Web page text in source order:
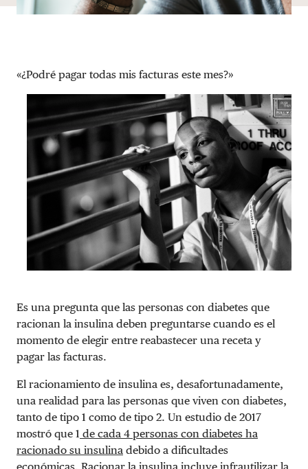
«¿Podré pagar todas mis facturas este mes?»
Es una pregunta que las personas con diabetes que
racionan la insulina deben preguntarse cuando es el
momento de elegir entre reabastecer una receta y
pagar las facturas.
El racionamiento de insulina es, desafortunadamente,
una realidad para las personas que viven con diabetes,
tanto de tipo 1 como de tipo 2. Un estudio de 2017
mostró que 1 de cada 4 personas con diabetes ha
racionado su insulina debido a dificultades